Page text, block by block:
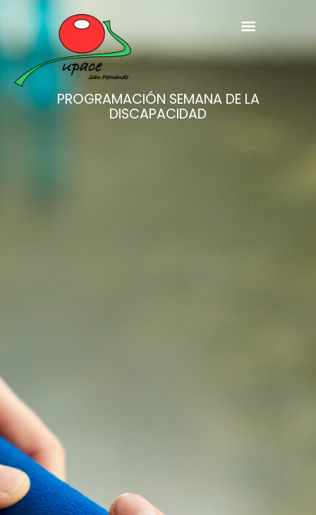
PROGRAMACIÓN SEMANA DE LA
DISCAPACIDAD